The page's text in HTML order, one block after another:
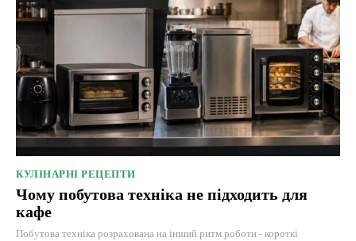
КУЛІНАРНІ РЕЦЕПТИ
Чому побутова техніка не підходить для
кафе
Побутова техніка розрахована на інший ритм роботи - короткі